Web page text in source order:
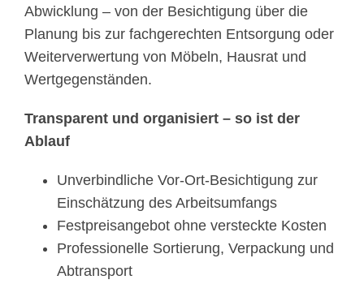
Abwicklung – von der Besichtigung über die
Planung bis zur fachgerechten Entsorgung oder
Weiterverwertung von Möbeln, Hausrat und
Wertgegenständen.
Transparent und organisiert – so ist der
Ablauf
Unverbindliche Vor-Ort-Besichtigung zur
Einschätzung des Arbeitsumfangs
Festpreisangebot ohne versteckte Kosten
Professionelle Sortierung, Verpackung und
Abtransport